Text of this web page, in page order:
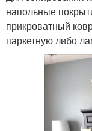
напольные
прикроватный
паркетную либо